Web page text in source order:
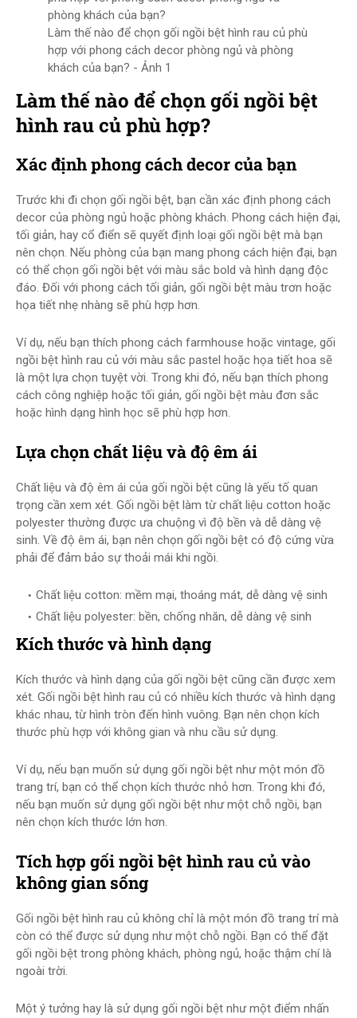
Làm thế nào để chọn gối ngồi bệt hình rau củ phù
hợp với phong cách decor phòng ngủ và phòng
khách của bạn? - Ảnh 1
Làm thế nào để chọn gối ngồi bệt
hình rau củ phù hợp?
Xác định phong cách decor của bạn
Trước khi đi chọn gối ngồi bệt, bạn cần xác định phong cách
decor của phòng ngủ hoặc phòng khách. Phong cách hiện đại,
tối giản, hay cổ điển sẽ quyết định loại gối ngồi bệt mà bạn
nên chọn. Nếu phòng của bạn mang phong cách hiện đại, bạn
có thể chọn gối ngồi bệt với màu sắc bold và hình dạng độc
đáo. Đối với phong cách tối giản, gối ngồi bệt màu trơn hoặc
họa tiết nhẹ nhàng sẽ phù hợp hơn.
Ví dụ, nếu bạn thích phong cách farmhouse hoặc vintage, gối
ngồi bệt hình rau củ với màu sắc pastel hoặc họa tiết hoa sẽ
là một lựa chọn tuyệt vời. Trong khi đó, nếu bạn thích phong
cách công nghiệp hoặc tối giản, gối ngồi bệt màu đơn sắc
hoặc hình dạng hình học sẽ phù hợp hơn.
Lựa chọn chất liệu và độ êm ái
Chất liệu và độ êm ái của gối ngồi bệt cũng là yếu tố quan
trọng cần xem xét. Gối ngồi bệt làm từ chất liệu cotton hoặc
polyester thường được ưa chuộng vì độ bền và dễ dàng vệ
sinh. Về độ êm ái, bạn nên chọn gối ngồi bệt có độ cứng vừa
phải để đảm bảo sự thoải mái khi ngồi.
Chất liệu cotton: mềm mại, thoáng mát, dễ dàng vệ sinh
Chất liệu polyester: bền, chống nhăn, dễ dàng vệ sinh
Kích thước và hình dạng
Kích thước và hình dạng của gối ngồi bệt cũng cần được xem
xét. Gối ngồi bệt hình rau củ có nhiều kích thước và hình dạng
khác nhau, từ hình tròn đến hình vuông. Bạn nên chọn kích
thước phù hợp với không gian và nhu cầu sử dụng.
Ví dụ, nếu bạn muốn sử dụng gối ngồi bệt như một món đồ
trang trí, bạn có thể chọn kích thước nhỏ hơn. Trong khi đó,
nếu bạn muốn sử dụng gối ngồi bệt như một chỗ ngồi, bạn
nên chọn kích thước lớn hơn.
Tích hợp gối ngồi bệt hình rau củ vào
không gian sống
Gối ngồi bệt hình rau củ không chỉ là một món đồ trang trí mà
còn có thể được sử dụng như một chỗ ngồi. Bạn có thể đặt
gối ngồi bệt trong phòng khách, phòng ngủ, hoặc thậm chí là
ngoài trời.
Một ý tưởng hay là sử dụng gối ngồi bệt như một điểm nhấn